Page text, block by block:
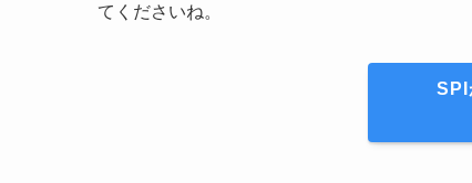
てくださいね。
SPI